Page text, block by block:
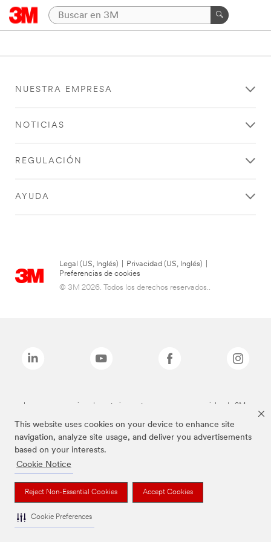
This website uses cookies on your device to enhance site
navigation, analyze site usage, and deliver you advertisements
based on your interests.
Cookie Notice
Reject Non-Essential Cookies Accept Cookies
Cookie Preferences
NUESTRA EMPRESA
NOTICIAS
REGULACIÓN
AYUDA
Legal (US, Inglés) Privacidad (US, Inglés)
Preferencias de cookies
© 3M 2026. Todos los derechos reservados..
Las marcas mencionadas anteriormente son marcas comerciales de 3M.